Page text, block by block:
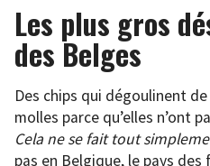
Les plus gros
des Belges
Des chips qui dégoulinent
molles parce qu’elles n’ont
Cela ne se fait tout
pas en Belgique, le pays